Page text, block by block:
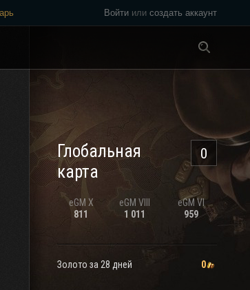
Войти или создать аккаунт
0
Глобальная
карта
eGM X
811
eGM VIII
1 011
eGM VI
959
Золото за 28 дней 0